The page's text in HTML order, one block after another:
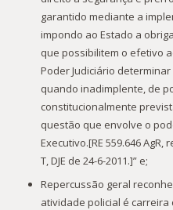
garantido mediante a
impondo ao Estado a
que possibilitem o efetivo
Poder Judiciário
quando inadimplente, de
constitucionalmente
questão que envolve o
Executivo.[RE 559.646 AgR,
T, DJE de 24-6-2011.]” e;
Repercussão geral
atividade policial é carreira